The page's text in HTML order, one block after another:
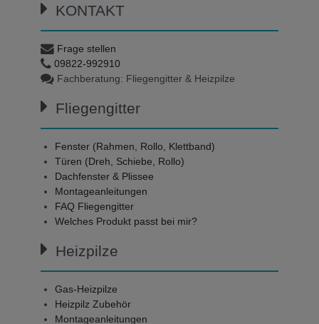
KONTAKT
Frage stellen
09822-992910
Fachberatung: Fliegengitter & Heizpilze
Fliegengitter
Fenster (Rahmen, Rollo, Klettband)
Türen (Dreh, Schiebe, Rollo)
Dachfenster & Plissee
Montageanleitungen
FAQ Fliegengitter
Welches Produkt passt bei mir?
Heizpilze
Gas-Heizpilze
Heizpilz Zubehör
Montageanleitungen